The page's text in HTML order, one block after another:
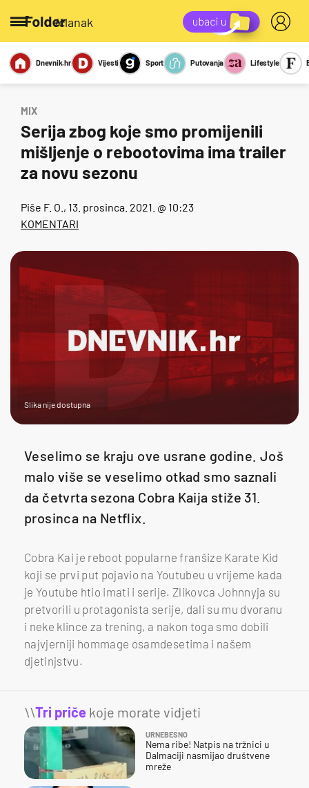
/članak
Miks Kviz
Report
Sexy
Dnevnik.hr Vijesti Sport Putovanja Lifestyle
MIX
Serija zbog koje smo promijenili
mišljenje o rebootovima ima trailer
za novu sezonu
Piše F. O. , 13. prosinca. 2021. @ 10:23
KOMENTARI
Slika nije dostupna
Veselimo se kraju ove usrane godine. Još
malo više se veselimo otkad smo saznali
da četvrta sezona Cobra Kaija stiže 31.
prosinca na Netflix.
Cobra Kai je reboot popularne franšize Karate Kid
koji se prvi put pojavio na Youtubeu u vrijeme kada
je Youtube htio imati i serije. Zlikovca Johnnyja su
pretvorili u protagonista serije, dali su mu dvoranu
i neke klince za trening, a nakon toga smo dobili
najvjerniji hommage osamdesetima i našem
djetinjstvu.
\\Tri priče koje morate vidjeti
URNEBESNO
Nema ribe! Natpis na tržnici u
Dalmaciji nasmijao društvene
mreže